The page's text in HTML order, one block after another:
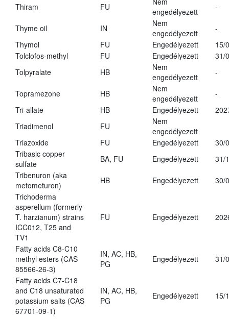
Thiram FU
engedélyezett
-
Thyme oil IN
Nem
engedélyezett
-
Thymol
FU Engedélyezett
15/
Tolclofos-methyl
FU Engedélyezett
31/
Tolpyralate
HB
Nem
engedélyezett
-
Topramezone HB
Nem
engedélyezett
-
Tri-allate
HB Engedélyezett
Triadimenol
FU
Nem
engedélyezett
Triazoxide
FU Engedélyezett
30/
Tribasic copper
sulfate
BA, FU Engedélyezett
31/
Tribenuron (aka
metometuron)
HB Engedélyezett
30/
Trichoderma
asperellum (formerly
T. harzianum) strains
ICC012, T25 and
TV1
FU Engedélyezett
Fatty acids C8-C10
methyl esters (CAS
85566-26-3)
IN, AC, HB,
PG
Engedélyezett 31/
Fatty acids C7-C18
and C18 unsaturated
potassium salts (CAS
67701-09-1)
IN, AC, HB,
PG
Engedélyezett 15/